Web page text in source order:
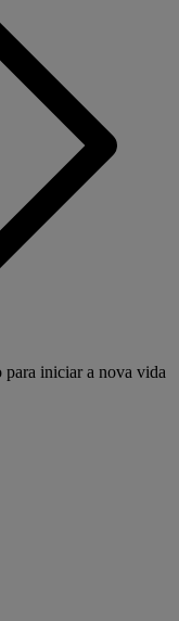
iniciar a nova vida